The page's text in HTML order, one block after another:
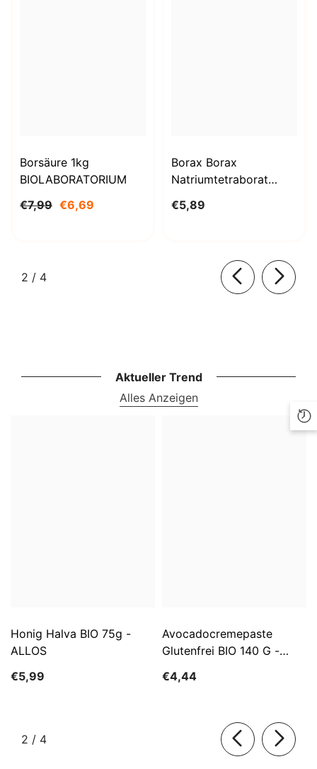
Borsäure 1kg
BIOLABORATORIUM
€7,99 €6,69
Borax Borax
Natriumtetraborat
BioLaboratorium
€5,89
2 / von
4
Aktueller Trend
Alles Anzeigen
Honig Halva BIO 75g -
ALLOS
€5,99
Avocadocremepaste
Glutenfrei BIO 140 G -
€4,44
2 / von
4